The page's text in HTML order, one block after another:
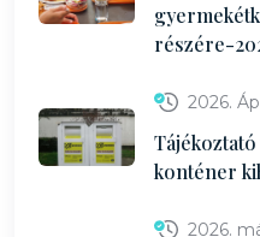
részére-
2026.
konténer
2026.